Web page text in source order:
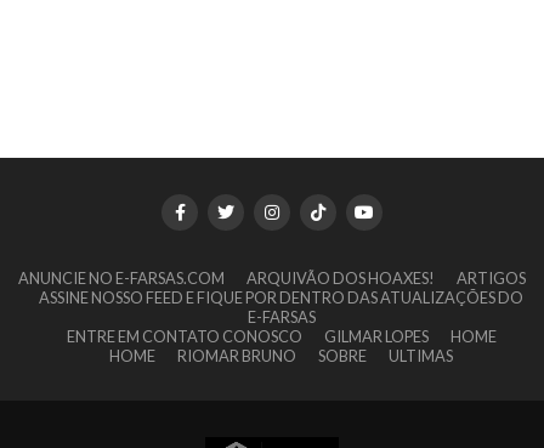
ANUNCIE NO E-FARSAS.COM ARQUIVÃO DOS HOAXES!
ARTIGOS
ASSINE NOSSO FEED E FIQUE POR DENTRO DAS ATUALIZAÇÕES DO
E-FARSAS
ENTRE EM CONTATO CONOSCO
GILMAR LOPES
HOME
HOME
RIOMAR BRUNO SOBRE ULTIMAS